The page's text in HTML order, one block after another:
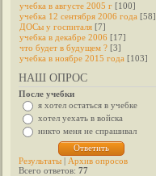
учебка в августе 2005 г [100]
учебка 12 сентября 2006 года [58]
ДОСы у госпиталя [7]
учебка в декабре 2006 [17]
что будет в будущем ? [3]
учебка в ноябре 2015 года [103]
НАШ ОПРОС
После учебки
я хотел остаться в учебке
хотел уехать в войска
никто меня не спрашивал
Результаты | Архив опросов
Всего ответов: 77